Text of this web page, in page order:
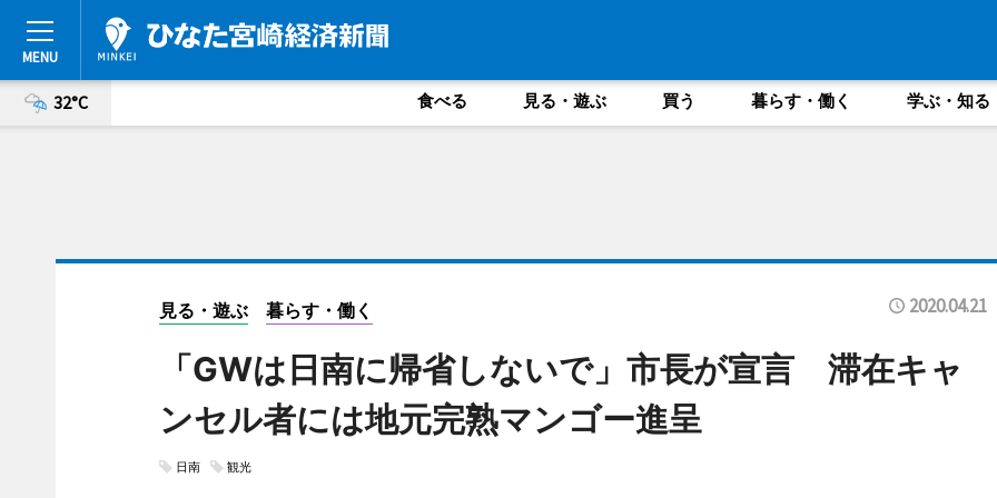
32°C 食べる 見る・遊ぶ 買う 暮らす・働く 学ぶ・知る
見る・遊ぶ 暮らす・働く 2020.04.21
「GWは日南に帰省しないで」市長が宣言 滞在キャ
ンセル者には地元完熟マンゴー進呈
日南 観光